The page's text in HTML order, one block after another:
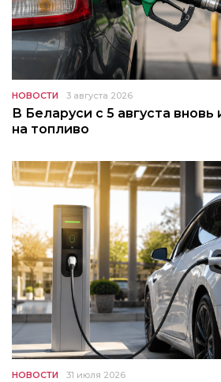
НОВОСТИ 3 августа 2026
В Беларуси с 5 августа
на топливо
НОВОСТИ 31 июля 2026